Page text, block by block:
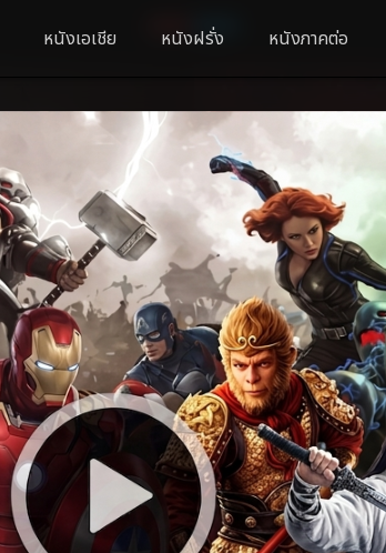
หนังเอเชีย หนังฝรั่ง หนังภาคต่อ